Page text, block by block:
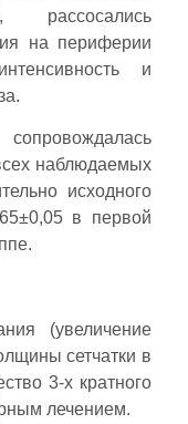
рассосались
на периферии
и
наблюдаемых
исходного
в первой
(увеличение
сетчатки в
3-х кратного
лечением.